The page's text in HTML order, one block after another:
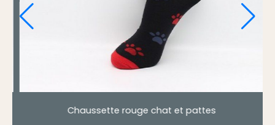
Chaussette rouge chat et pattes